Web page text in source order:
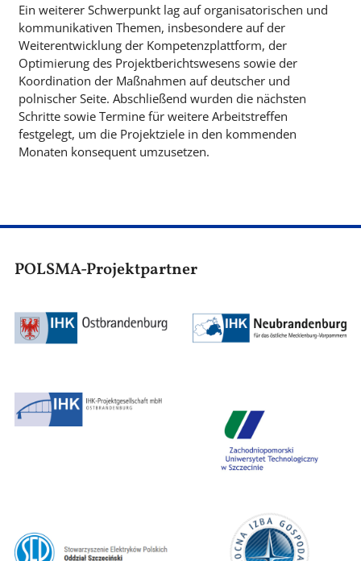
Ein weiterer Schwerpunkt lag auf organisatorischen und
kommunikativen Themen, insbesondere auf der
Weiterentwicklung der Kompetenzplattform, der
Optimierung des Projektberichtswesens sowie der
Koordination der Maßnahmen auf deutscher und
polnischer Seite. Abschließend wurden die nächsten
Schritte sowie Termine für weitere Arbeitstreffen
festgelegt, um die Projektziele in den kommenden
Monaten konsequent umzusetzen.
POLSMA-Projektpartner
Bild